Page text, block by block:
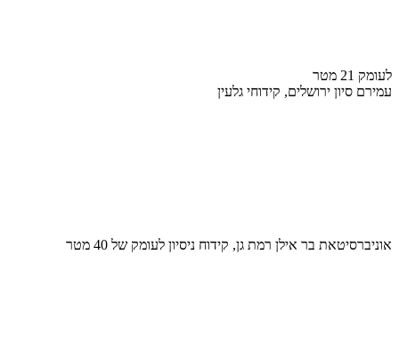
לעומק 21 מטר
עמירם סיון ירושלים, קידוחי גלעין
אוניברסיטאת בר אילן רמת גן, קידוח ניסיון לעומק של 40 מטר